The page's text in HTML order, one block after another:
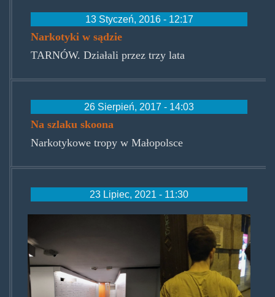
13 Styczeń, 2016 - 12:17
Narkotyki w sądzie
TARNÓW. Działali przez trzy lata
26 Sierpień, 2017 - 14:03
Na szlaku skoona
Narkotykowe tropy w Małopolsce
23 Lipiec, 2021 - 11:30